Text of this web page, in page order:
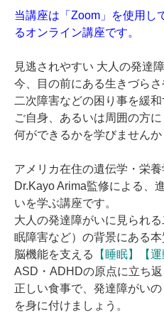
当講座は「Zoom」を使用し
るオンライン講座です。
見逃されやすい 大人の発達
今、目の前にある生きづらさ
二次障害などの困り事を緩
ご自身、あるいは周囲の方に
何ができるかを学びませんか
アメリカ在住の遺伝学・栄
Dr.Kayo Arima監修による、
いを学ぶ講座です。
大人の発達障がいに見られ
眠障害など）の背景にある本
脳機能を支える
【睡眠】【
ASD・ADHDの原点に立ち返
正しい食事で、発達障がい
を身に付けましょう。